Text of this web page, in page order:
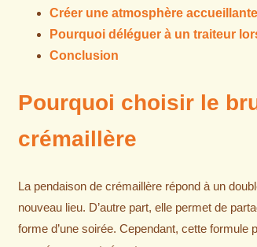
Créer une atmosphère
Pourquoi déléguer à un traiteur
Conclusion
Pourquoi choisir le
crémaillère
La pendaison de crémaillère répond à un
nouveau lieu. D’autre part, elle permet de
forme d’une soirée. Cependant, cette